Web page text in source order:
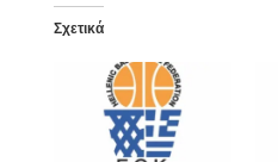
Σχετικά